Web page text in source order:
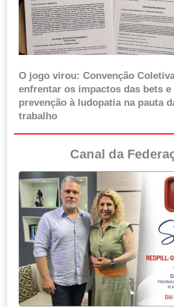
O jogo virou: Convenção
enfrentar os impactos das bets e
prevenção à ludopatia na pauta
trabalho
Canal da